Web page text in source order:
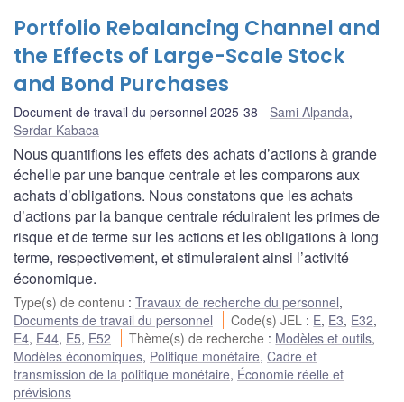
Portfolio Rebalancing Channel and
the Effects of Large-Scale Stock
and Bond Purchases
Document de travail du personnel 2025-38 Sami Alpanda,
Serdar Kabaca
Nous quantifions les effets des achats d’actions à grande
échelle par une banque centrale et les comparons aux
achats d’obligations. Nous constatons que les achats
d’actions par la banque centrale réduiraient les primes de
risque et de terme sur les actions et les obligations à long
terme, respectivement, et stimuleraient ainsi l’activité
économique.
Type(s) de contenu : Travaux de recherche du personnel,
Documents de travail du personnel
Code(s) JEL : E, E3, E32,
E4, E44, E5, E52 Thème(s) de recherche : Modèles et outils,
Modèles économiques, Politique monétaire, Cadre et
transmission de la politique monétaire, Économie réelle et
prévisions